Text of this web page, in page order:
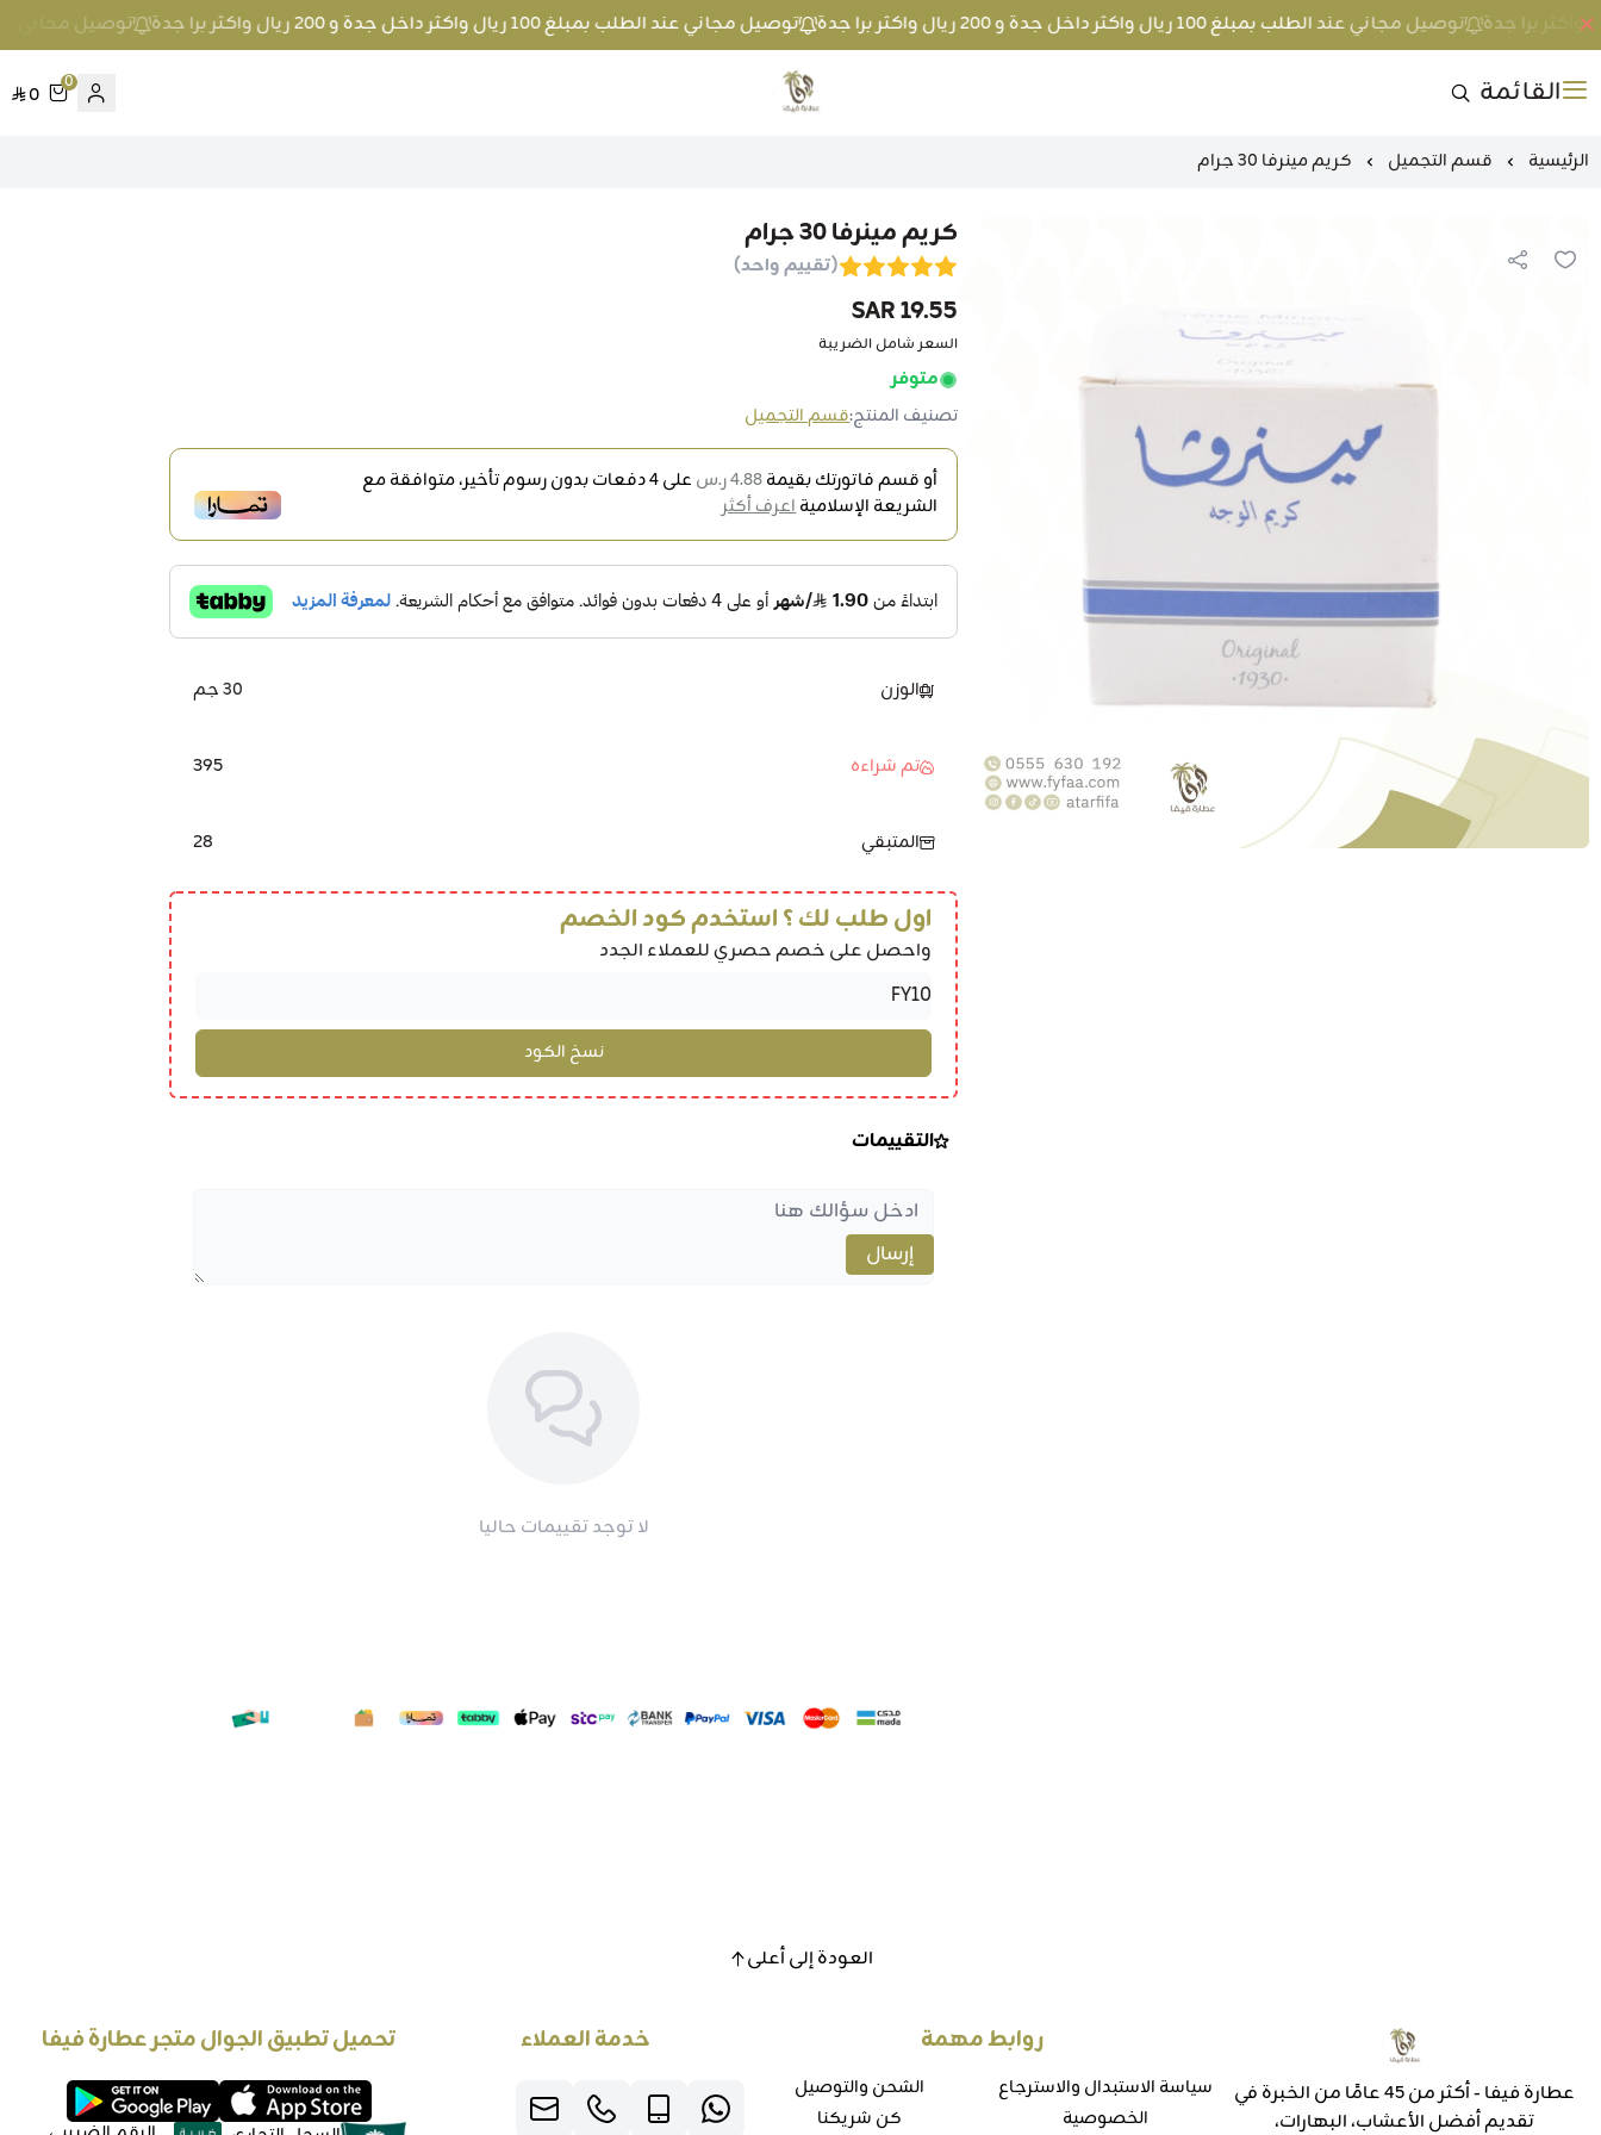
توصيل مجاني عند الطلب بمبلغ 100 ريال واكثر داخل جدة و 200 ريال واكثر برا جدة توصيل مجاني عند الطلب بمبلغ 100 ريال واكثر داخل جدة و 200 ريال واكثر برا جدة توصيل مجاني عند الطلب بمبلغ 100 ريال
القائمة متجر عطارة فيفا
0
0
الرئيسية قسم التجميل كريم مينرفا 30 جرام
كريم مينرفا 30 جرام
(تقييم واحد)
19.55 SAR
السعر شامل الضريبة
متوفر
تصنيف المنتج:قسم التجميل
أو قسم فاتورتك بقيمة4.88 ر.س على4دفعات بدون رسوم تأخير، متوافقة مع
الشريعة الإسلاميةاعرف أكثر
الوزن 30 جم
تم شراءه 395
المتبقي 28
اول طلب لك ؟ استخدم كود الخصم
واحصل على خصم حصري للعملاء الجدد
التقييمات
إرسال
لا توجد تقييمات حاليا
العودة إلى أعلى
عطارة فيفا - أكثر من 45 عامًا من الخبرة في
تقديم أفضل الأعشاب، البهارات،
روابط مهمة
سياسة الاستبدال والاسترجاع
الخصوصية
الشحن والتوصيل
كن شريكنا
خدمة العملاء تحميل تطبيق الجوال متجر عطارة فيفا